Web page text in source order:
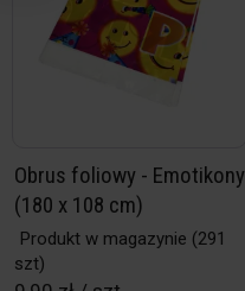
Obrus foliowy - Emotikony
(180 x 108 cm)
Produkt w magazynie (291
szt)